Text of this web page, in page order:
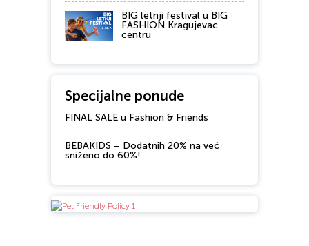
BIG letnji festival u BIG
FASHION Kragujevac
centru
Specijalne ponude
FINAL SALE u Fashion & Friends
BEBAKIDS – Dodatnih 20% na već
sniženo do 60%!